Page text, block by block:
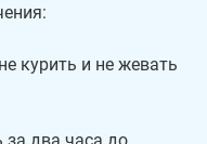
курить и не жевать
за два часа до